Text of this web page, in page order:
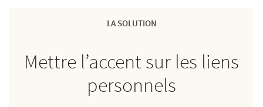
LA SOLUTION
Mettre l’accent sur les liens
personnels